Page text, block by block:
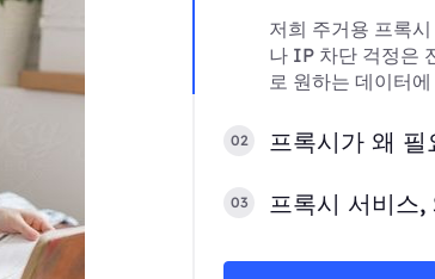
저희 주거용 프록
나 IP 차단 걱정은
로 원하는 데이터
02 프록시가 왜 필
03 프록시 서비스